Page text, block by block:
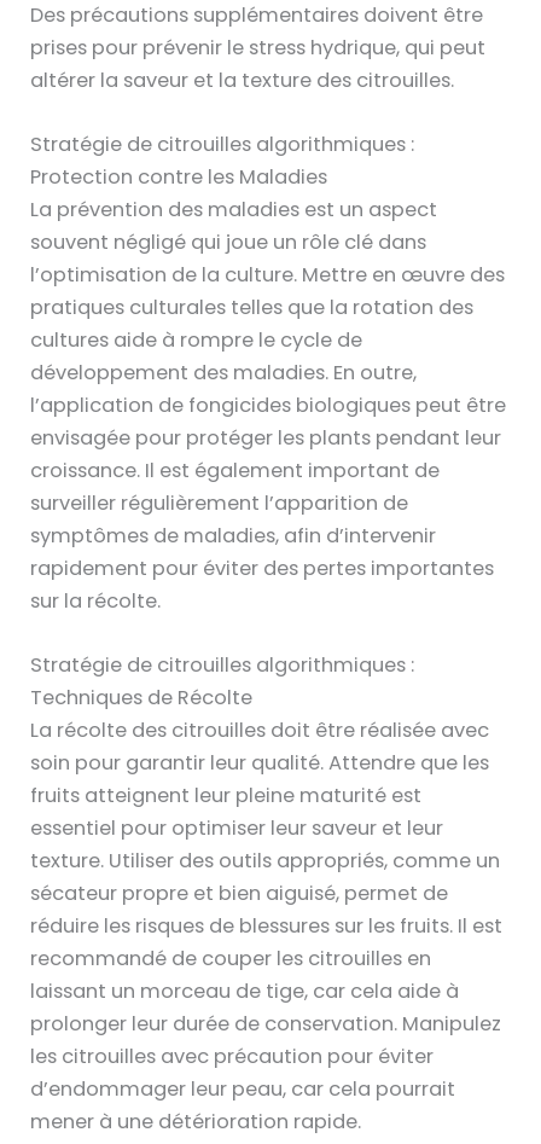
Des précautions supplémentaires doivent être
prises pour prévenir le stress hydrique, qui peut
altérer la saveur et la texture des citrouilles.
Stratégie de citrouilles algorithmiques :
Protection contre les Maladies
La prévention des maladies est un aspect
souvent négligé qui joue un rôle clé dans
l’optimisation de la culture. Mettre en œuvre des
pratiques culturales telles que la rotation des
cultures aide à rompre le cycle de
développement des maladies. En outre,
l’application de fongicides biologiques peut être
envisagée pour protéger les plants pendant leur
croissance. Il est également important de
surveiller régulièrement l’apparition de
symptômes de maladies, afin d’intervenir
rapidement pour éviter des pertes importantes
sur la récolte.
Stratégie de citrouilles algorithmiques :
Techniques de Récolte
La récolte des citrouilles doit être réalisée avec
soin pour garantir leur qualité. Attendre que les
fruits atteignent leur pleine maturité est
essentiel pour optimiser leur saveur et leur
texture. Utiliser des outils appropriés, comme un
sécateur propre et bien aiguisé, permet de
réduire les risques de blessures sur les fruits. Il est
recommandé de couper les citrouilles en
laissant un morceau de tige, car cela aide à
prolonger leur durée de conservation. Manipulez
les citrouilles avec précaution pour éviter
d’endommager leur peau, car cela pourrait
mener à une détérioration rapide.